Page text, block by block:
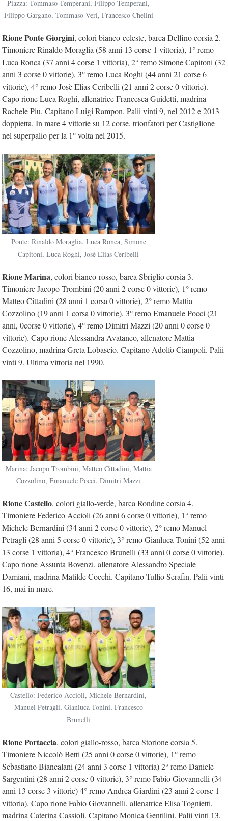
Piazza: Tommaso Temperani, Filippo Temperani,
Filippo Gargano, Tommaso Veri, Francesco Chelini
RionePonte Giorgini, colori bianco-celeste, barca Delfino corsia 2.
Timoniere Rinaldo Moraglia (58 anni 13 corse 1 vittoria), 1° remo
Luca Ronca (37 anni 4 corse 1 vittoria), 2° remo Simone Capitoni (32
anni 3 corse 0 vittorie), 3° remo Luca Roghi (44 anni 21 corse 6
vittorie), 4° remo Josè Elias Ceribelli (21 anni 2 corse 0 vittorie).
Capo rione Luca Roghi, allenatrice Francesca Guidetti, madrina
Rachele Piu. Capitano Luigi Rampon. Palii vinti 9, nel 2012 e 2013
doppietta. In mare 4 vittorie su 12 corse, trionfatori per Castiglione
nel superpalio per la 1° volta nel 2015.
Ponte: Rinaldo Moraglia, Luca Ronca, Simone
Capitoni, Luca Roghi, Josè Elias Ceribelli
RioneMarina, colori bianco-rosso, barca Sbriglio corsia 3.
Timoniere Jacopo Trombini (20 anni 2 corse 0 vittorie), 1° remo
Matteo Cittadini (28 anni 1 corsa 0 vittorie), 2° remo Mattia
Cozzolino (19 anni 1 corsa 0 vittorie), 3° remo Emanuele Pocci (21
anni, 0corse 0 vittorie), 4° remo Dimitri Mazzi (20 anni 0 corse 0
vittorie). Capo rione Alessandra Avataneo, allenatore Mattia
Cozzolino, madrina Greta Lobascio. Capitano Adolfo Ciampoli. Palii
vinti 9. Ultima vittoria nel 1990.
Marina: Jacopo Trombini, Matteo Cittadini, Mattia
Cozzolino, Emanuele Pocci, Dimitri Mazzi
RioneCastello, colori giallo-verde, barca Rondine corsia 4.
Timoniere Federico Accioli (26 anni 6 corse 0 vittorie), 1° remo
Michele Bernardini (34 anni 2 corse 0 vittorie), 2° remo Manuel
Petragli (28 anni 5 corse 0 vittorie), 3° remo Gianluca Tonini (52 anni
13 corse 1 vittoria), 4° Francesco Brunelli (33 anni 0 corse 0 vittorie).
Capo rione Assunta Bovenzi, allenatore Alessandro Speciale
Damiani, madrina Matilde Cocchi. Capitano Tullio Serafin. Palii vinti
16, mai in mare.
Castello: Federico Accioli, Michele Bernardini,
Manuel Petragli, Gianluca Tonini, Francesco
Brunelli
Rione Portaccia, colori giallo-rosso, barca Storione corsia 5.
Timoniere Niccolò Betti (25 anni 0 corse 0 vittorie), 1° remo
Sebastiano Biancalani (24 anni 3 corse 1 vittoria) 2° remo Daniele
Sargentini (28 anni 2 corse 0 vittorie), 3° remo Fabio Giovannelli (34
anni 13 corse 3 vittorie) 4° remo Andrea Giardini (23 anni 2 corse 1
vittoria). Capo rione Fabio Giovannelli, allenatrice Elisa Tognietti,
madrina Caterina Cassioli. Capitano Monica Gentilini. Palii vinti 13.